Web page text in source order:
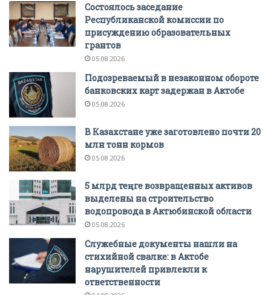
Состоялось заседание
Республиканской комиссии по
присуждению образовательных
грантов
05.08.2026
Подозреваемый в незаконном обороте
банковских карт задержан в Актобе
05.08.2026
В Казахстане уже заготовлено почти 20
млн тонн кормов
05.08.2026
5 млрд теңге возвращенных активов
выделены на строительство
водопровода в Актюбинской области
05.08.2026
Служебные документы нашли на
стихийной свалке: в Актобе
нарушителей привлекли к
ответственности